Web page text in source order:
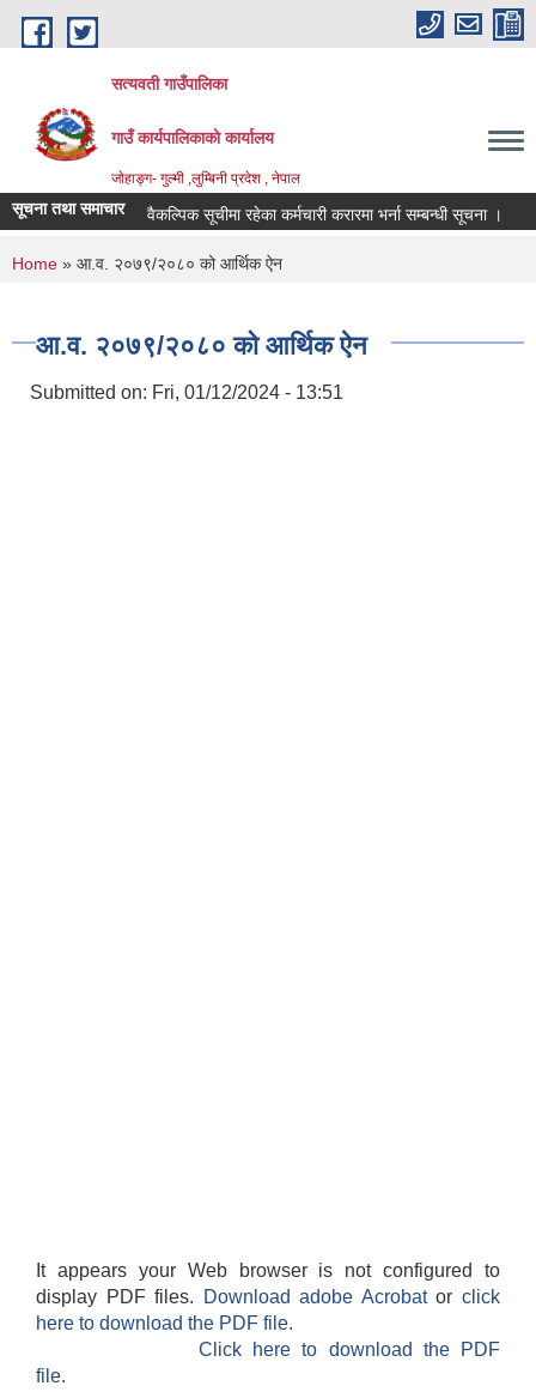
Skip to main content
सत्यवती गाउँपालिका
गाउँ कार्यपालिकाकाे कार्यालय
जाेहाङ्ग- गुल्मी ,लुम्बिनी प्रदेश , नेपाल
सूचना तथा समाचारवैकल्पिक सूचीमा रहेका कर्मचारी करारमा भर्ना सम्बन्धी सूचना ।
You are here
Home » आ.व. २०७९/२०८० को आर्थिक ऐन
आ.व. २०७९/२०८० को आर्थिक ऐन
Submitted on: Fri, 01/12/2024 - 13:51
It appears your Web browser is not configured to
display PDF files.
Download adobe Acrobatorclick
here to download the PDF file.
Click here to download the PDF
file.